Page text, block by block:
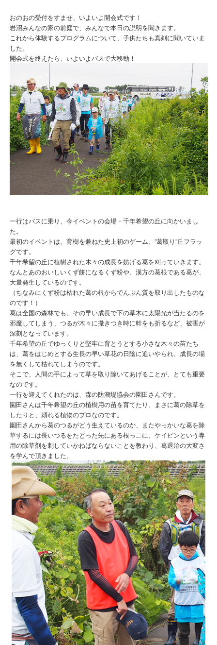
おのおの受付をすませ、いよいよ開会式です！
岩沼みんなの家の前庭で、みんなで本日の説明を聞きます。
これから体験するプログラムについて、子供たちも真剣に聞いていま
した。
開会式を終えたら、いよいよバスで大移動！
一行はバスに乗り、今イベントの会場・千年希望の丘に向かいまし
た。
最初のイベントは、育樹を兼ねた史上初のゲーム、”葛取り”丘フラッ
グです。
千年希望の丘に植樹された木々の成長を妨げる葛を刈っていきます。
なんとあのおいしいくず餅になるくず粉や、漢方の葛根である葛が、
大量発生しているのです。
（ちなみにくず粉は枯れた葛の根からでんぷん質を取り出したものな
のです！）
葛は全国の森林でも、その早い成長で下の草木に太陽光が当たるのを
邪魔してしまう、つるが木々に撒きつき時に幹をも折るなど、被害が
深刻となっています。
千年希望の丘でゆっくりと堅牢に育とうとする小さな木々の苗たち
は、葛をはじめとする生長の早い草花の日陰に追いやられ、成長の場
を無くして枯れてしまうのです。
そこで、人間の手によって草を取り除いてあげることが、とても重要
なのです。
一行を迎えてくれたのは、森の防潮堤協会の園田さんです。
園田さんは千年希望の丘の植樹用の苗を育てたり、まさに葛の除草を
したりと、頼れる植物のプロなのです。
園田さんから葛のつるがどう生えているのか、またやっかいな葛を除
草するには長いつるをたどった先にある根っこに、ケイピンという専
用の除草剤を刺していかねばならないことを教わり、葛退治の大変さ
を学んで頂きました。